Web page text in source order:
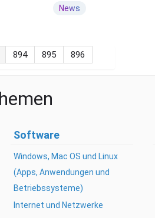
News
894 895
896
Software
Windows, Mac OS und Linux
(Apps, Anwendungen und
Betriebssysteme)
Internet und Netzwerke